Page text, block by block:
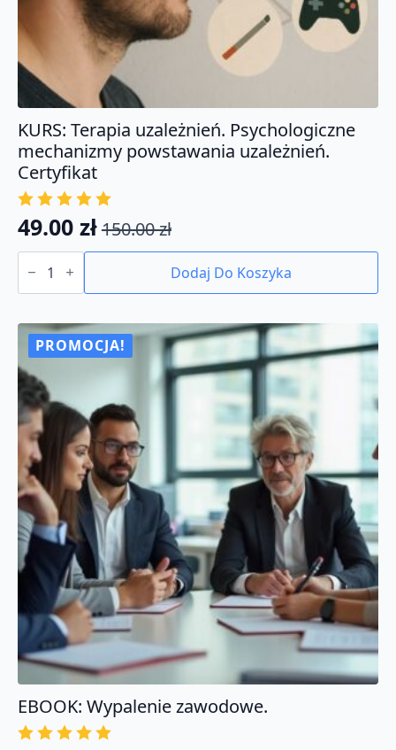
KURS: Terapia uzależnień. Psychologiczne
mechanizmy powstawania uzależnień.
Certyfikat
150.00zł
Pierwotna
cena
wynosiła:
150.00 zł.
49.00 zł
Aktualna
cena
wynosi:
49.00 zł.
ilość
KURS:
uzależnień.
mechanizmy
powstawania
uzależnień.
Certyfikat
Dodaj Do Koszyka
PROMOCJA!
EBOOK: Wypalenie zawodowe.